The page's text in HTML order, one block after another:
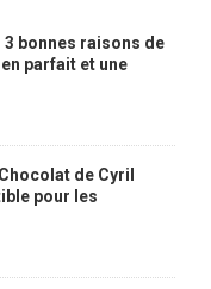
bonnes raisons de
parfait et une
de Cyril
pour les